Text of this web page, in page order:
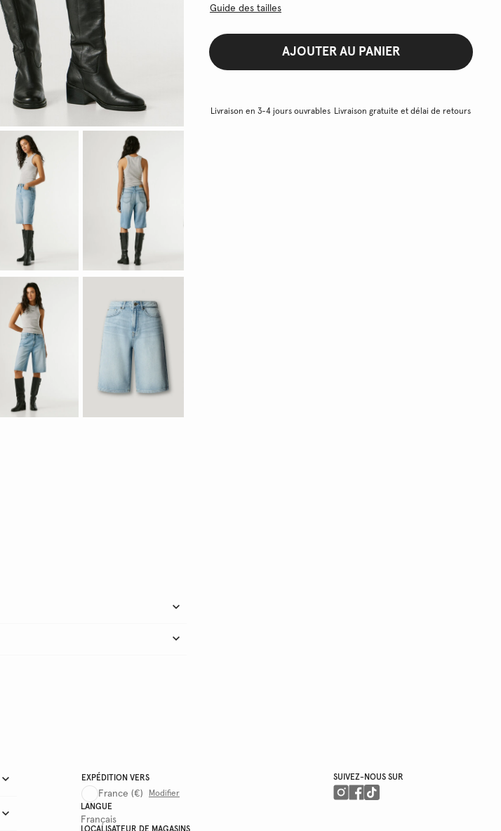
Guide des tailles
AJOUTER AU PANIER
Livraison en 3-4 jours ouvrables Livraison gratuite et délai de retours
EXPÉDITION VERS
France (€)
Modifier
LANGUE
Français
SUIVEZ-NOUS SUR